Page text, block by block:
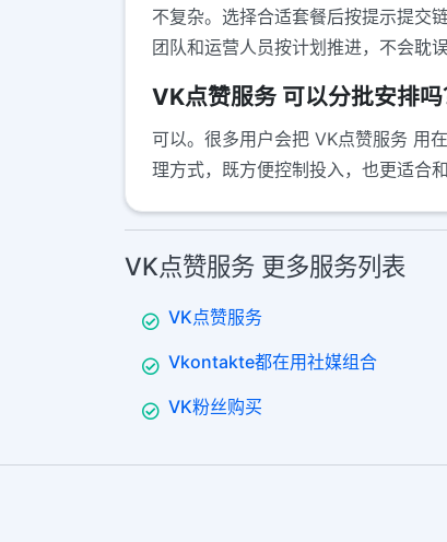
不复杂。选择合适套餐后按提示提交
团队和运营人员按计划推进，不会耽误
VK点赞服务 可以分批安排吗
可以。很多用户会把 VK点赞服务 用
理方式，既方便控制投入，也更适合
VK点赞服务 更多服务列表
VK点赞服务
Vkontakte都在用社媒组合
VK粉丝购买